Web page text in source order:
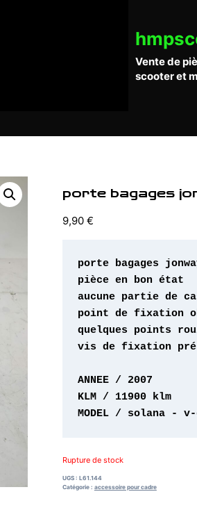
Vente de
scooter et
porte bagages
9,90 €
vis de fixation
MODEL / solana -
Rupture de stock
UGS : L61.144
Catégorie : accessoire pour cadre